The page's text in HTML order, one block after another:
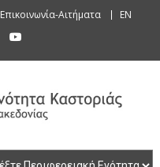
Επικοινωνία-Αιτήματα EN